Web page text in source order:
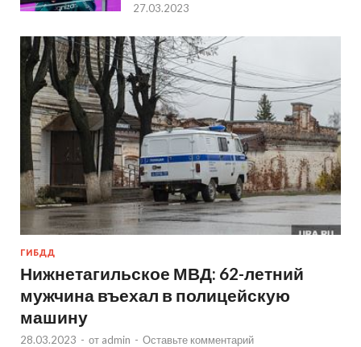
27.03.2023
ГИБДД
Нижнетагильское МВД: 62-летний
мужчина въехал в полицейскую
машину
28.03.2023 - от admin - Оставьте комментарий